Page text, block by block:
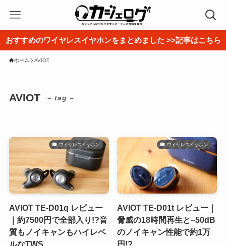
おすすめのワイヤレスイヤホンをまとめました >>記事はこちら
ホーム AVIOT
AVIOT – tag –
ワイヤレスイヤホン
AVIOT TE-D01q レビュー
｜約7500円で全部入り!?音
質もノイキャンもハイレベ
ルなTWS
ワイヤレスイヤホン
AVIOT TE-D01t レビュー｜
脅威の18時間再生と−50dB
のノイキャン性能で約1万
円!?